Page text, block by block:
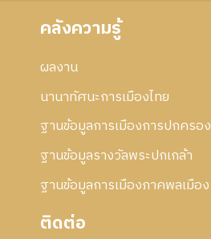
คลังความรู้
ผลงาน
นานาทัศนะการเมืองไทย
ฐานข้อมูลการเมืองการปกครอง
ฐานข้อมูลรางวัลพระปกเกล้า
ฐานข้อมูลการเมืองภาคพลเมือง
ติดต่อ